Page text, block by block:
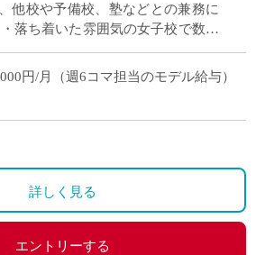
他校や予備校、塾などとの兼務に
落ち着いた雰囲気の女子校で数学
勤ラクラク ・E-St […]
円/月（週6コマ担当のモデル給与）
詳しく見る
エントリーする